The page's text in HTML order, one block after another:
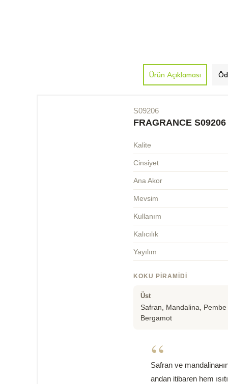
Ürün Açıklaması
S09206
FRAGRANCE S09206
Kalite
Cinsiyet
Ana Akor
Mevsim
Kullanım
Kalıcılık
Yayılım
KOKU PIRAMIDI
Üst
Safran, Mandalina, Pembe
Bergamot
“
Safran ve
andan itibaren hem